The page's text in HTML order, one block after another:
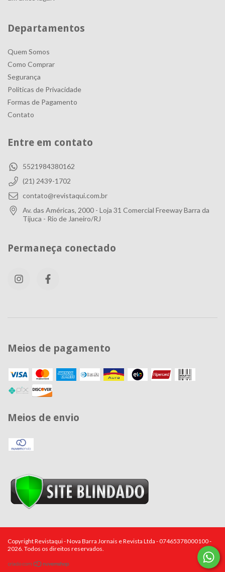
Departamentos
Quem Somos
Como Comprar
Segurança
Politicas de Privacidade
Formas de Pagamento
Contato
Entre em contato
5521984380162
(21) 2439-1702
contato@revistaqui.com.br
Av. das Américas, 2000 - Loja 31 Comercial Freeway Barra da
Tijuca - Rio de Janeiro/RJ
Permaneça conectado
Meios de pagamento
Meios de envio
Copyright Revistaqui - Nova Barra Jornais e Revista Ltda - 07465378000100 -
2026. Todos os direitos reservados.